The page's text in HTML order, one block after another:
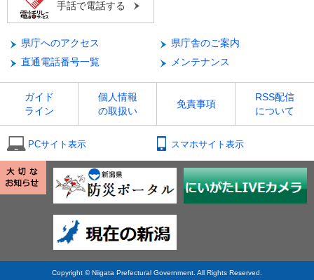
手話で電話する
県庁へのアクセス
県庁舎のご案内
直通電話番号一覧
メンテナンス
ガイド
ライン
個人情報
の取扱い
免責事項
RSS配信
について
PCサイト表示 スマホサイト表示
Copyright © Niigata Prefectural Government. All Rights Reserved.